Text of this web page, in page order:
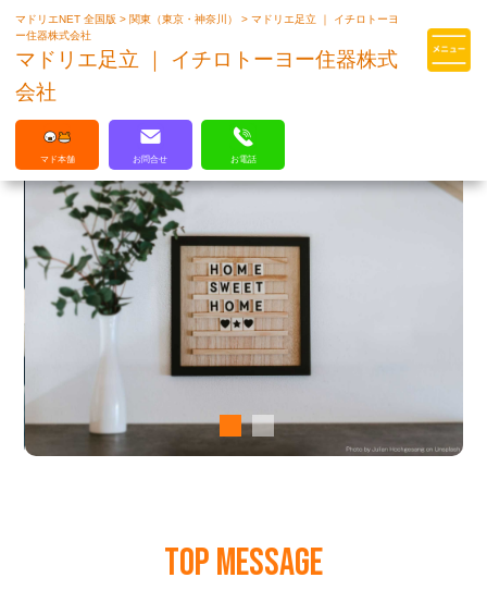
マドリエはLIXILの厳しい基準を
マドリエNET 全国版> 関東（東京・神奈川）>マドリエ足立 ｜ イチロトーヨ
ー住器株式会社
マドリエ足立 ｜ イチロトーヨー住器株式
会社
マド本舗 お問合せ お電話
TOP MESSAGE